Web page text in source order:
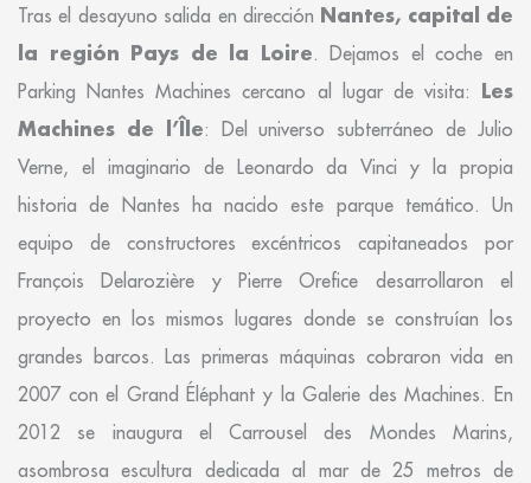
Tras el desayuno salida en dirección Nantes, capital de
la región Pays de la Loire. Dejamos el coche en
Parking Nantes Machines cercano al lugar de visita: Les
Machines de l’Île: Del universo subterráneo de Julio
Verne, el imaginario de Leonardo da Vinci y la propia
historia de Nantes ha nacido este parque temático. Un
equipo de constructores excéntricos capitaneados por
François Delarozière y Pierre Orefice desarrollaron el
proyecto en los mismos lugares donde se construían los
grandes barcos. Las primeras máquinas cobraron vida en
2007 con el Grand Éléphant y la Galerie des Machines. En
2012 se inaugura el Carrousel des Mondes Marins,
asombrosa escultura dedicada al mar de 25 metros de